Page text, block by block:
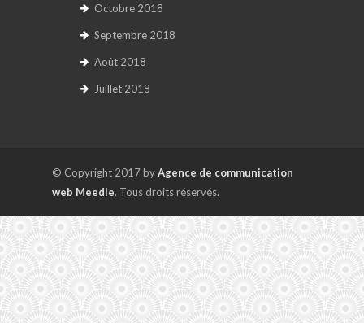
Octobre 2018
Septembre 2018
Août 2018
Juillet 2018
© Copyright 2017 byAgence de communication
web Meedle. Tous droits réservés.